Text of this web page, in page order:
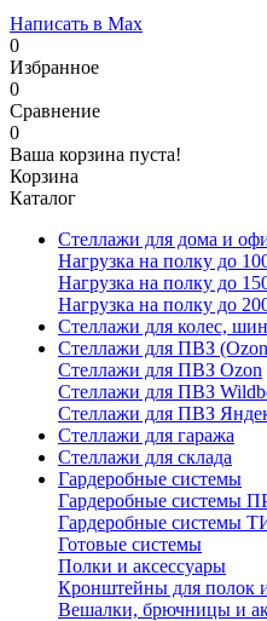
Написать в Max
0
Избранное
0
Сравнение
0
Ваша корзина пуста!
Корзина
Каталог
Стеллажи для дома и
Нагрузка на полку до
Нагрузка на полку до
Нагрузка на полку до
Стеллажи для колес,
Стеллажи для ПВЗ
Стеллажи для ПВЗ Ozon
Стеллажи для ПВЗ
Стеллажи для ПВЗ
Стеллажи для гаража
Стеллажи для склада
Гардеробные системы
Гардеробные системы
Гардеробные системы
Готовые системы
Полки и аксессуары
Кронштейны для полок и
Вешалки, брючницы и